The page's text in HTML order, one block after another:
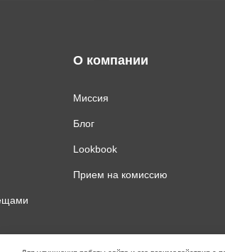
О компании
Миссия
Блог
Lookbook
Прием на комиссию